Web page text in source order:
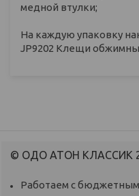
медной втулки;
На каждую упаковку
JP9202 Клещи
© ОДО АТОН КЛАССИК
Работаем с